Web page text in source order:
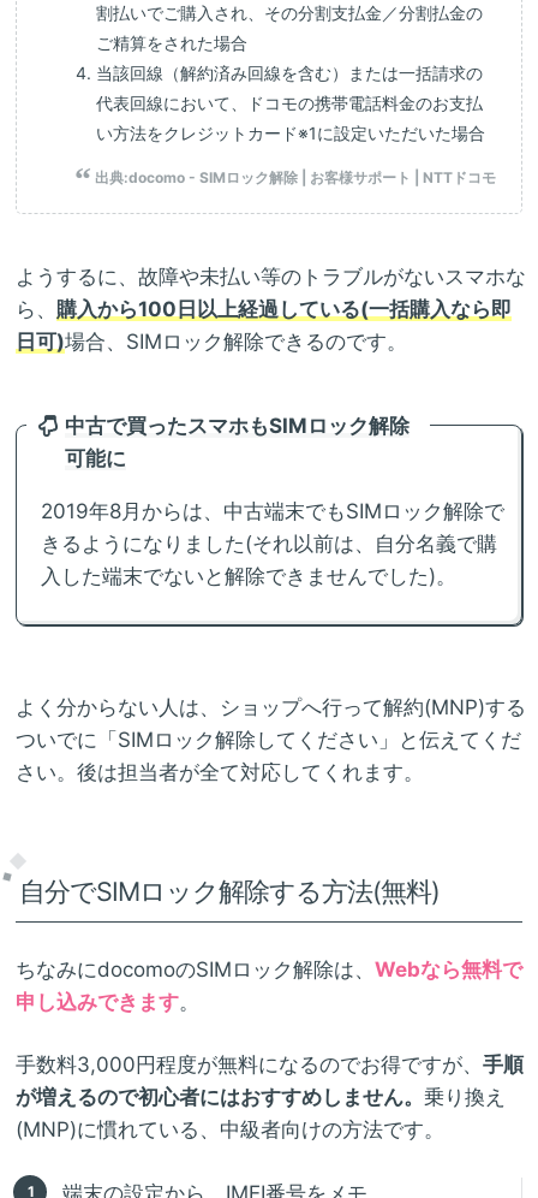
割払いでご購入され、その分割支払金／分割払金の
ご精算をされた場合
当該回線（解約済み回線を含む）または一括請求の
代表回線において、ドコモの携帯電話料金のお支払
い方法をクレジットカード※1に設定いただいた場合
出典:docomo - SIMロック解除 | お客様サポート | NTTドコモ
ようするに、故障や未払い等のトラブルがないスマホな
ら、 購入から100日以上経過している(一括購入なら即
日可)場合、SIMロック解除できるのです。
中古で買ったスマホもSIMロック解除
可能に
2019年8月からは、中古端末でもSIMロック解除で
きるようになりました(それ以前は、自分名義で購
入した端末でないと解除できませんでした)。
よく分からない人は、ショップへ行って解約(MNP)する
ついでに「SIMロック解除してください」と伝えてくだ
さい。後は担当者が全て対応してくれます。
自分でSIMロック解除する方法(無料)
ちなみにdocomoのSIMロック解除は、 Webなら無料で
申し込みできます。
手数料3,000円程度が無料になるのでお得ですが、 手順
が増えるので初心者にはおすすめしません。 乗り換え
(MNP)に慣れている、中級者向けの方法です。
端末の設定から、IMEI番号をメモ